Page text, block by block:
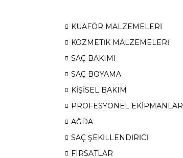
KUAFÖR MALZEMELERİ
KOZMETİK MALZEMELERİ
SAÇ BAKIMI
SAÇ BOYAMA
KİŞİSEL BAKIM
PROFESYONEL EKİPMANLAR
AĞDA
SAÇ ŞEKİLLENDİRİCİ
FIRSATLAR